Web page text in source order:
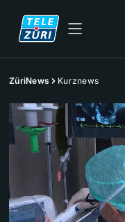
ZüriNews Kurznews